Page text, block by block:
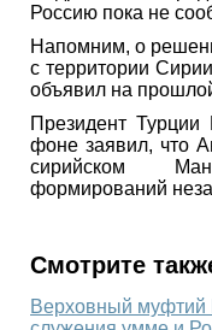
Россию пока не
Напомним, о
с территории
объявил на
Президент
фоне заявил, что
сирийском
формирований
Смотрите
Верховный муфтий